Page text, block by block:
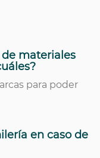
materiales
para poder
en caso de